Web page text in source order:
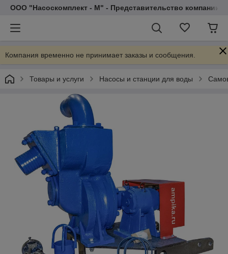
ООО "Насоскомплект - М" - Представительство компании
Компания временно не принимает заказы и сообщения.
Товары и услуги Насосы и станции для воды